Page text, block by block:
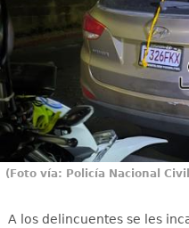
(Foto vía: Policía Nacional
A los delincuentes se les